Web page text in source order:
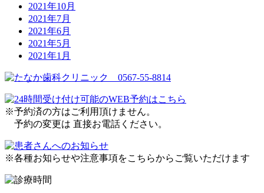
2021年10月
2021年7月
2021年6月
2021年5月
2021年1月
※予約済の方はご利用頂けません。
予約の変更は 直接お電話ください。
※各種お知らせや注意事項をこちらからご覧いただけます